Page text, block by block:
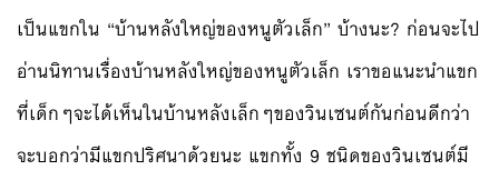
เป็นแขกใน “บ้านหลังใหญ่ของหนูตัวเล็ก” บ้างนะ? ก่อนจะไป
อ่านนิทานเรื่องบ้านหลังใหญ่ของหนูตัวเล็ก เราขอแนะนำแขก
ที่เด็กๆจะได้เห็นในบ้านหลังเล็กๆของวินเซนต์กันก่อนดีกว่า
จะบอกว่ามีแขกปริศนาด้วยนะ แขกทั้ง 9 ชนิดของวินเซนต์มี